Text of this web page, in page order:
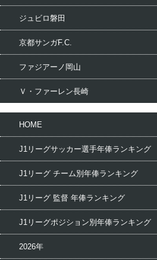
ジュビロ磐田
京都サンガF.C.
ファジアーノ岡山
Ｖ・ファーレン長崎
HOME
J1リーグサッカー選手年俸ランキング
J1リーグ チーム別年俸ランキング
J1リーグ 監督 年俸ランキング
J1リーグポジション別年俸ランキング
2026年